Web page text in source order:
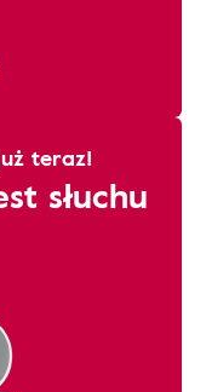
teraz!
słuchu